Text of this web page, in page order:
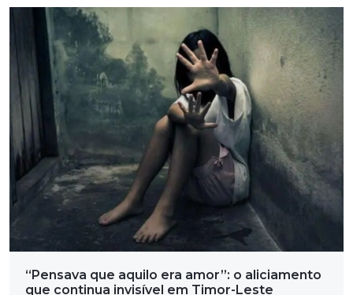
“Pensava que aquilo era amor”: o aliciamento
que continua invisível em Timor-Leste